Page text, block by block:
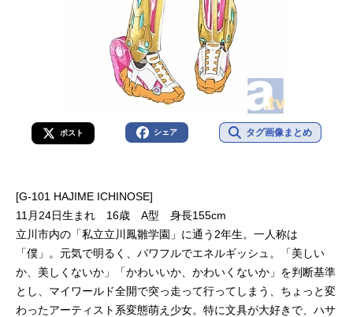
ポスト シェア タグ画像まとめ
[G-101 HAJIME ICHINOSE]
11月24日生まれ 16歳 A型 身長155cm
立川市内の「私立立川鳳雛学園」に通う2年生。一人称は
「僕」。元気で明るく、パワフルでエネルギッシュ。「美しい
か、美しくないか」「かわいいか、かわいくないか」を判断基準
とし、マイワールド全開で突っ走って行ってしまう、ちょっと変
わったアーティスト系変態萌え少女。特に文具が大好きで、ハサ